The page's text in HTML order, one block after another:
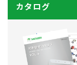
カタログ